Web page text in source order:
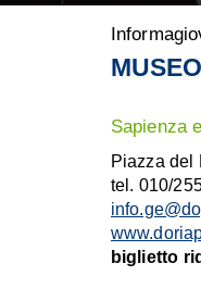
Sapienza
Piazza del
tel. 010/
biglietto